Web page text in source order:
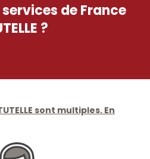
de France
?
sont multiples. En